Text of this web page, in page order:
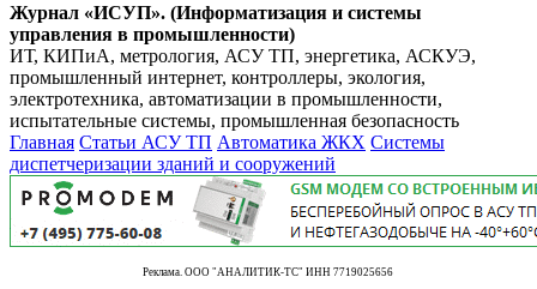
Журнал «ИСУП». (Информатизация и системы
управления в промышленности)
ИТ, КИПиА, метрология, АСУ ТП, энергетика, АСКУЭ,
промышленный интернет, контроллеры, экология,
электротехника, автоматизации в промышленности,
испытательные системы, промышленная безопасность
Главная Статьи АСУ ТП Автоматика ЖКХ Системы
диспетчеризации зданий и сооружений
Реклама. ООО "АНАЛИТИК-ТС" ИНН 7719025656